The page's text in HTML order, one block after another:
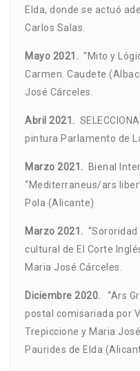
Elda, donde se actuó
Carlos Salas.
Mayo 2021. “Mito y
Carmen. Caudete
José Cárceles.
Abril 2021.
pintura Parlamento de
Marzo 2021. Bienal
“Mediterraneus/ars
Pola (Alicante)
Marzo 2021.
cultural de El Corte
Maria José Cárceles.
Diciembre 2020. “Ars
postal comisariada por
Trepiccione y Maria
Paurides de Elda